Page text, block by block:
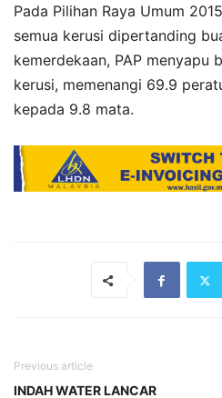
Pada Pilihan Raya Umum
semua kerusi dipertanding
kemerdekaan, PAP menyapu
kerusi, memenangi 69.9
kepada 9.8 mata.
Previous article
INDAH WATER LANCAR